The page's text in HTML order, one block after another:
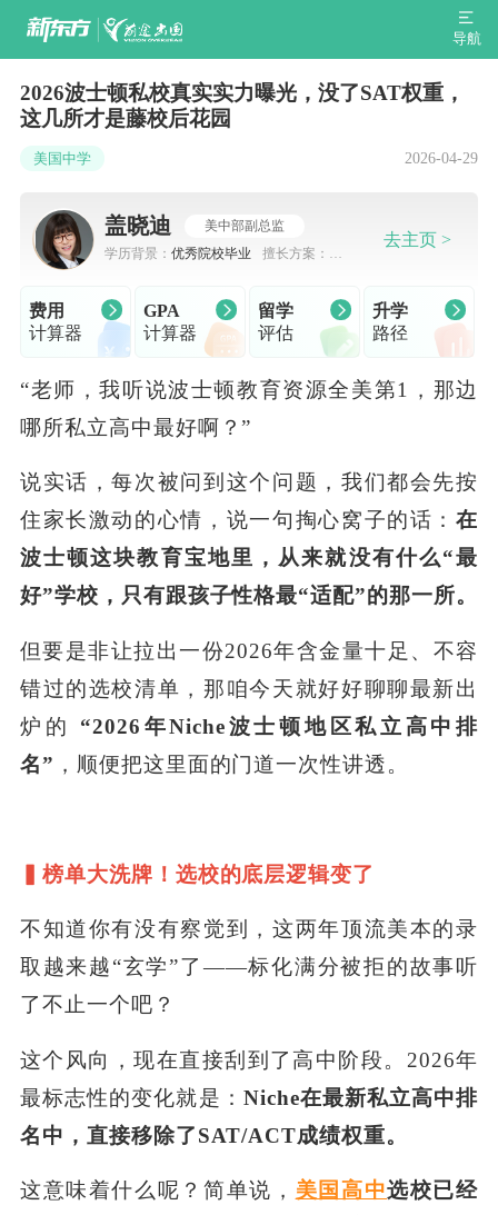
导航
2026波士顿私校真实实力曝光，没了SAT权重，
这几所才是藤校后花园
美国中学 2026-04-29
盖晓迪
美中部副总监
学历背景： 优秀院校毕业 擅长方案：
去主页 >
费用
计算器
GPA
计算器
留学
评估
升学
路径
“老师，我听说波士顿教育资源全美第1，那边
哪所私立高中最好啊？”
说实话，每次被问到这个问题，我们都会先按
住家长激动的心情，说一句掏心窝子的话：在
波士顿这块教育宝地里，从来就没有什么“最
好”学校，只有跟孩子性格最“适配”的那一所。
但要是非让拉出一份2026年含金量十足、不容
错过的选校清单，那咱今天就好好聊聊最新出
炉的
“2026年Niche波士顿地区私立高中排
名” ，顺便把这里面的门道一次性讲透。
▍榜单大洗牌！选校的底层逻辑变了
不知道你有没有察觉到，这两年顶流美本的录
取越来越“玄学”了——标化满分被拒的故事听
了不止一个吧？
这个风向，现在直接刮到了高中阶段。2026年
最标志性的变化就是： Niche在最新私立高中排
名中，直接移除了SAT/ACT成绩权重。
这意味着什么呢？简单说， 美国高中选校已经